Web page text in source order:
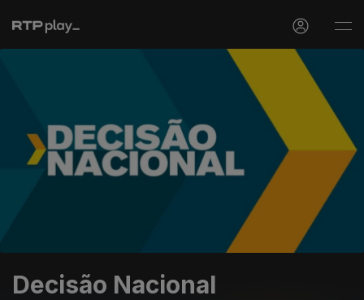
Decisão Nacional